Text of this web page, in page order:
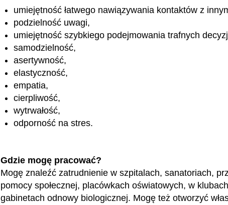
umiejętność łatwego nawiązywania kontaktów z
podzielność uwagi,
umiejętność szybkiego podejmowania trafnych
samodzielność,
asertywność,
elastyczność,
empatia,
cierpliwość,
wytrwałość,
odporność na stres.
Gdzie mogę pracować?
Mogę znaleźć zatrudnienie w szpitalach, sanatoriach,
pomocy społecznej, placówkach oświatowych, w
gabinetach odnowy biologicznej. Mogę też otworzyć